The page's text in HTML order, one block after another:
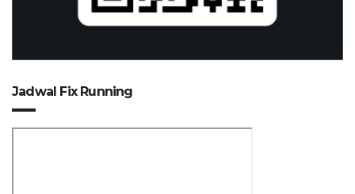
Jadwal Fix Running